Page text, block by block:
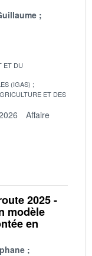
ET DU
(IGAS)
ET DES
Affaire
2025 -
modèle
en